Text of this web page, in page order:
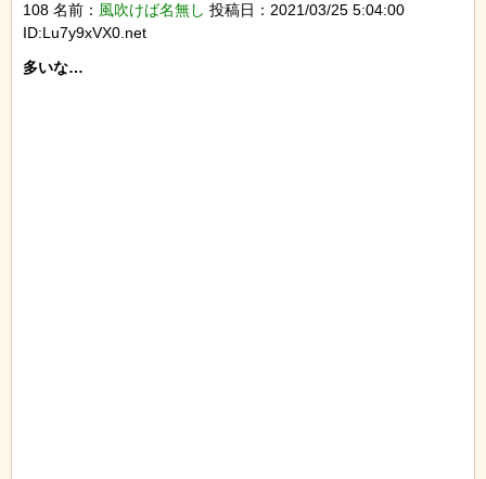
108 名前： 風吹けば名無し 投稿日：2021/03/25 5:04:00
ID:Lu7y9xVX0.net
多いな…